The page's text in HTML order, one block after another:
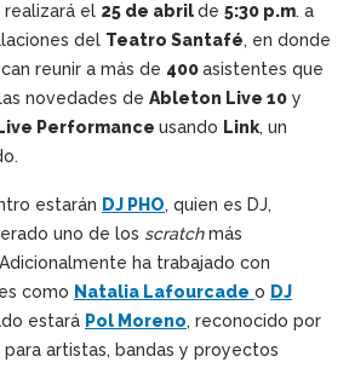
realizará el 25 de abrilde 5:30 p.m. a
del Teatro Santafé, en donde
reunir a más de 400asistentes que
novedades de Ableton Live 10 y
Live Performance usando Link, un
estarán DJ PHO, quien es DJ,
uno de los scratchmás
ha trabajado con
como Natalia Lafourcade o DJ
estará Pol Moreno, reconocido por
artistas, bandas y proyectos